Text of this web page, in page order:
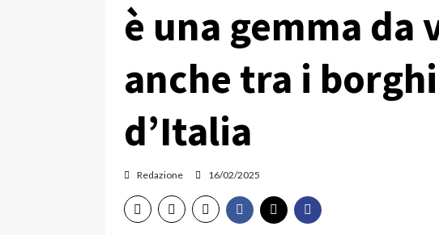
è una gemma da
anche tra i
d’Italia
Redazione 16/02/2025